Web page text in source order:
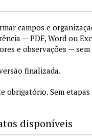
campos e
— PDF, Word ou
e observações — sem
finalizada.
obrigatório. Sem etapas
disponíveis